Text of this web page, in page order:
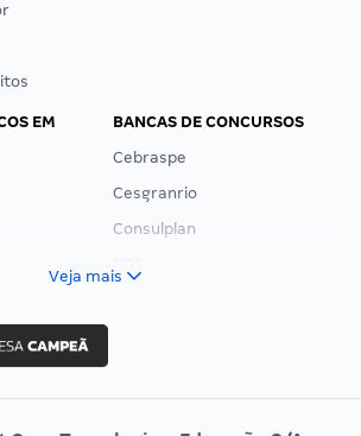
EM
BANCAS DE CONCURSOS
Cebraspe
Cesgranrio
Consulplan
Veja mais